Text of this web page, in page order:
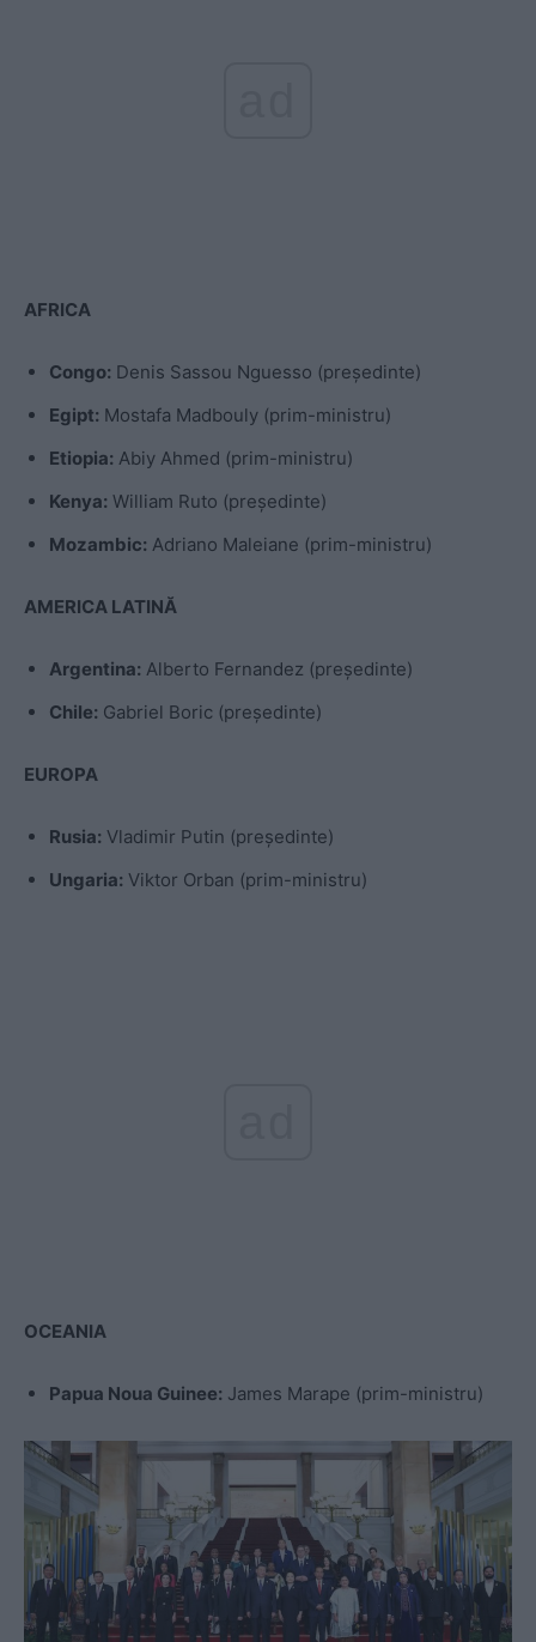
AFRICA
Congo: Denis Sassou Nguesso (președinte)
Egipt: Mostafa Madbouly (prim-ministru)
Etiopia: Abiy Ahmed (prim-ministru)
Kenya: William Ruto (președinte)
Mozambic: Adriano Maleiane (prim-ministru)
AMERICA LATINĂ
Argentina: Alberto Fernandez (președinte)
Chile: Gabriel Boric (președinte)
EUROPA
Rusia: Vladimir Putin (președinte)
Ungaria: Viktor Orban (prim-ministru)
OCEANIA
Papua Noua Guinee: James Marape (prim-ministru)